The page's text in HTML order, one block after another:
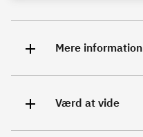
Mere information
Værd at vide